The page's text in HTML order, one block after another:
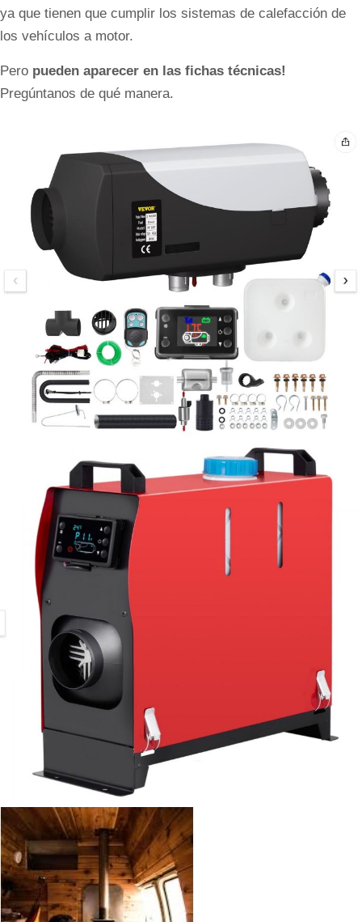
ya que tienen que cumplir los sistemas de calefacción de
los vehículos a motor.
Pero pueden aparecer en las fichas técnicas!
Pregúntanos de qué manera.